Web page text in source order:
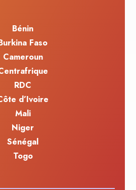
Bénin
Faso
Cameroun
RDC
d’Ivoire
Mali
Niger
Sénégal
Togo